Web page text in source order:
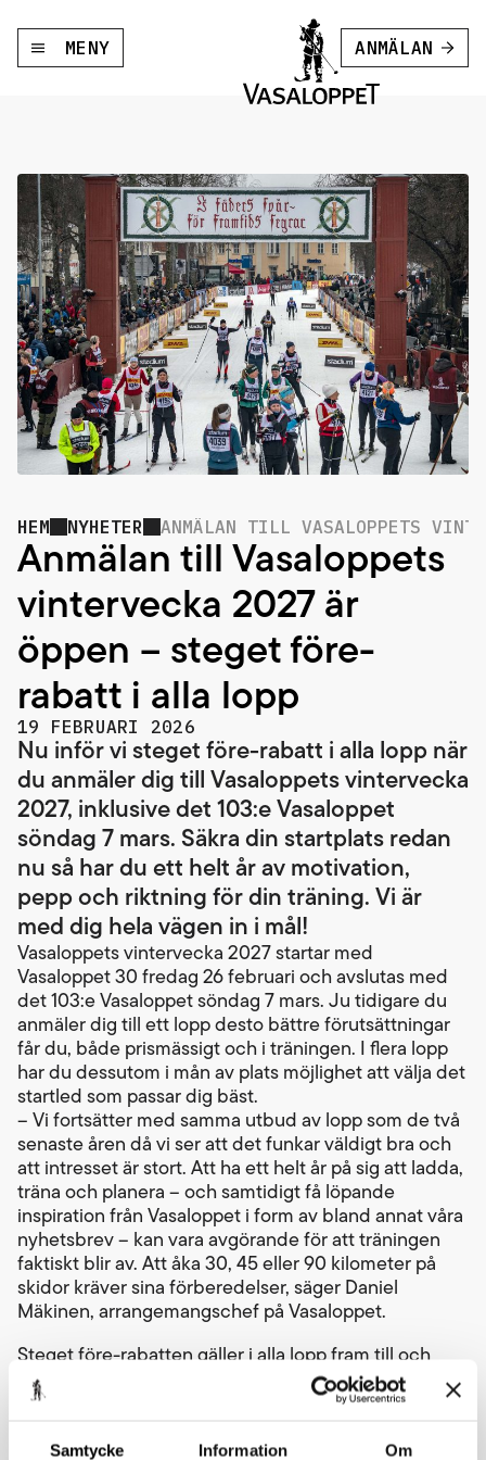
Samtycke Information Om
MENY ANMÄLAN
HEM NYHETER ANMÄLAN TILL VASALOPPETS
Anmälan till Vasaloppets
vintervecka 2027 är
öppen – steget före-
rabatt i alla lopp
19 FEBRUARI 2026
Nu inför vi steget före-rabatt i alla lopp när
du anmäler dig till Vasaloppets vintervecka
2027, inklusive det 103:e Vasaloppet
söndag 7 mars. Säkra din startplats redan
nu så har du ett helt år av motivation,
pepp och riktning för din träning. Vi är
med dig hela vägen in i mål!
Vasaloppets vintervecka 2027 startar med
Vasaloppet 30 fredag 26 februari och avslutas med
det 103:e Vasaloppet söndag 7 mars. Ju tidigare du
anmäler dig till ett lopp desto bättre förutsättningar
får du, både prismässigt och i träningen. I flera lopp
har du dessutom i mån av plats möjlighet att välja det
startled som passar dig bäst.
– Vi fortsätter med samma utbud av lopp som de två
senaste åren då vi ser att det funkar väldigt bra och
att intresset är stort. Att ha ett helt år på sig att ladda,
träna och planera – och samtidigt få löpande
inspiration från Vasaloppet i form av bland annat våra
nyhetsbrev – kan vara avgörande för att träningen
faktiskt blir av. Att åka 30, 45 eller 90 kilometer på
skidor kräver sina förberedelser, säger Daniel
Mäkinen, arrangemangschef på Vasaloppet.
Steget före-rabatten gäller i alla lopp fram till och
med fredag 27 mars och därefter justeras priset vid
ytterligare tre tillfällen under året. På vasaloppet.se
hitta rätt tillfälle att anmäla sig.